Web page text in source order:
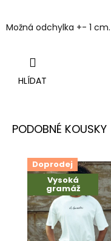
Možná odchylka +- 1 cm.
HLÍDAT
Doprodej
Vysoká
gramáž